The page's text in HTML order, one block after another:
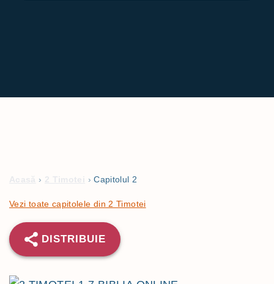
Acasă › 2 Timotei › Capitolul 2
Vezi toate capitolele din 2 Timotei
DISTRIBUIE